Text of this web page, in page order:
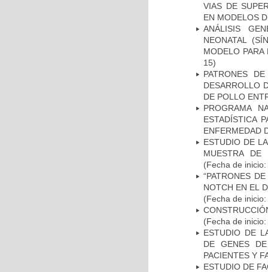
VIAS DE
EN MODELOS
ANÁLISIS
NEONATAL
MODELO
15)
PATRONES
DESARROLLO
DE POLLO
PROGRAMA
ESTADÍSTICA
ENFERMEDAD
ESTUDIO DE
MUESTRA DE
(Fecha de
“PATRONES
NOTCH EN EL
(Fecha de
(Fecha de
ESTUDIO DE
DE GENES
PACIENTES Y
ESTUDIO DE